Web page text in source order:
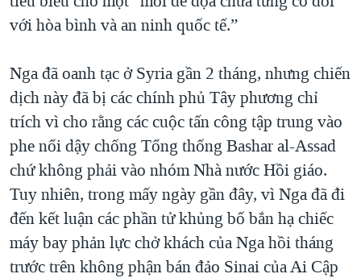
với hòa bình và an ninh quốc tế.”
Nga đã oanh tạc ở Syria gần 2 tháng, nhưng chiến
dịch này đã bị các chính phủ Tây phương chỉ
trích vì cho rằng các cuộc tấn công tập trung vào
phe nổi dậy chống Tổng thống Bashar al-Assad
chứ không phải vào nhóm Nhà nước Hồi giáo.
Tuy nhiên, trong mấy ngày gần đây, vì Nga đã đi
đến kết luận các phần tử khủng bố bắn hạ chiếc
máy bay phản lực chở khách của Nga hồi tháng
trước trên không phận bán đảo Sinai của Ai Cập